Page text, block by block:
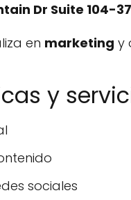
Dr Suite 104-
en marketing y
y
sociales